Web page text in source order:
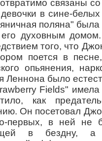
связаны
в сине-
поляна"
духовным
того, что
поется в
опьянения,
Леннона было
Fields" имела
как
Он посетовал
первых, в ней не
в бездну,